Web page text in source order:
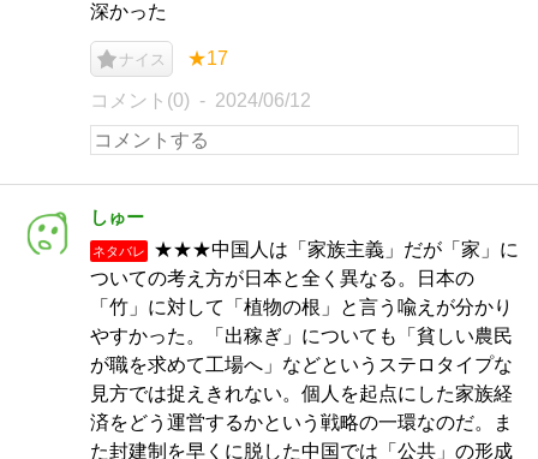
深かった
ナイス ★17
コメント(0) 2024/06/12
しゅー
ネタバレ
★★★中国人は「家族主義」だが「家」に
ついての考え方が日本と全く異なる。日本の
「竹」に対して「植物の根」と言う喩えが分かり
やすかった。「出稼ぎ」についても「貧しい農民
が職を求めて工場へ」などというステロタイプな
見方では捉えきれない。個人を起点にした家族経
済をどう運営するかという戦略の一環なのだ。ま
た封建制を早くに脱した中国では「公共」の形成